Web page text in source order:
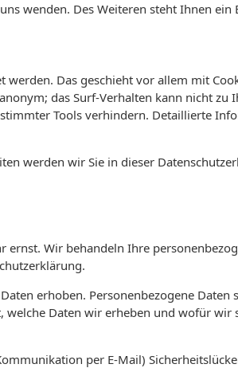
wenden. Des Weiteren steht Ihnen
Das geschieht vor allem mit
das Surf-Verhalten kann nicht zu
Tools verhindern. Detaillierte
werden wir Sie in dieser
ernst. Wir behandeln Ihre
erhoben. Personenbezogene
Daten wir erheben und wofür wir
per E-Mail)